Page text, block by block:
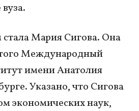
Мария Сигова. Она
Международный
имени Анатолия
Указано, что Сигова
экономических наук,